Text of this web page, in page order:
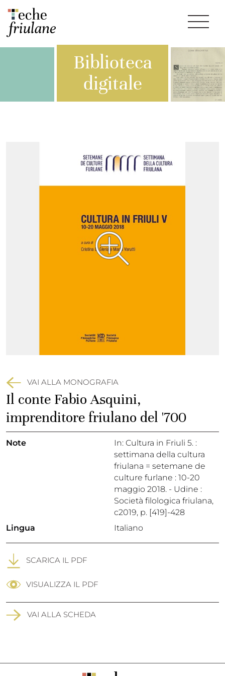
Biblioteca
digitale
VAI ALLA MONOGRAFIA
Il conte Fabio Asquini,
imprenditore friulano del '700
Note
In: Cultura in Friuli 5. :
settimana della cultura
friulana = setemane de
culture furlane : 10-20
maggio 2018. - Udine :
Società filologica friulana,
c2019, p. [419]-428
Lingua
Italiano
SCARICA IL PDF
VISUALIZZA IL PDF
VAI ALLA SCHEDA